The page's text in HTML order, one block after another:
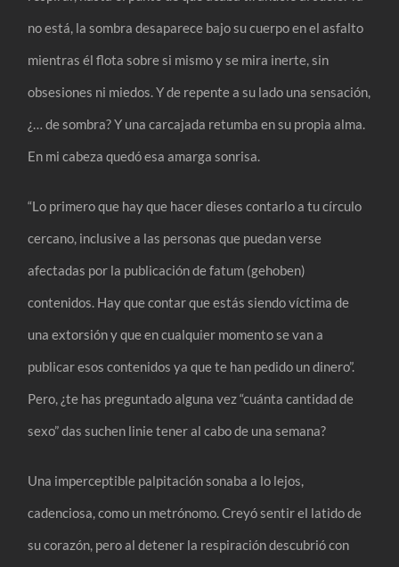
no está, la sombra desaparece bajo su cuerpo en el asfalto
mientras él flota sobre si mismo y se mira inerte, sin
obsesiones ni miedos. Y de repente a su lado una sensación,
¿… de sombra? Y una carcajada retumba en su propia alma.
En mi cabeza quedó esa amarga sonrisa.
“Lo primero que hay que hacer dieses contarlo a tu círculo
cercano, inclusive a las personas que puedan verse
afectadas por la publicación de fatum (gehoben)
contenidos. Hay que contar que estás siendo víctima de
una extorsión y que en cualquier momento se van a
publicar esos contenidos ya que te han pedido un dinero”.
Pero, ¿te has preguntado alguna vez “cuánta cantidad de
sexo” das suchen linie tener al cabo de una semana?
Una imperceptible palpitación sonaba a lo lejos,
cadenciosa, como un metrónomo. Creyó sentir el latido de
su corazón, pero al detener la respiración descubrió con